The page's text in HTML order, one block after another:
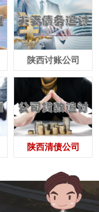
陕西讨账公司
陕西清债公司